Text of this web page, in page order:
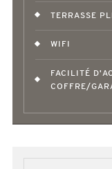
TERRASSE
WIFI
FACILITÉ
COFFRE/